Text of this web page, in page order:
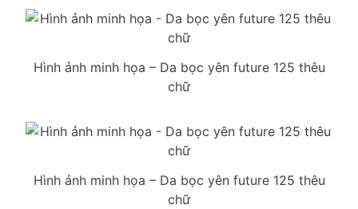
Hình ảnh minh họa – Da bọc yên future 125 thêu
chữ
Hình ảnh minh họa – Da bọc yên future 125 thêu
chữ